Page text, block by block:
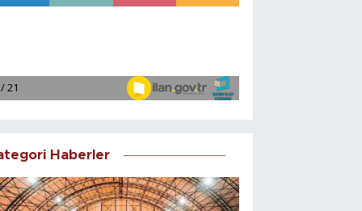
Haberler